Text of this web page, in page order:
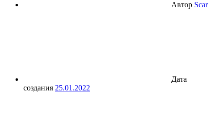
Автор Scar
Дата
создания 25.01.2022